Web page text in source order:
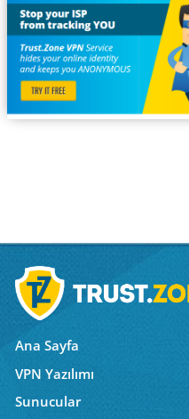
Ana Sayfa
VPN Yazılımı
Sunucular